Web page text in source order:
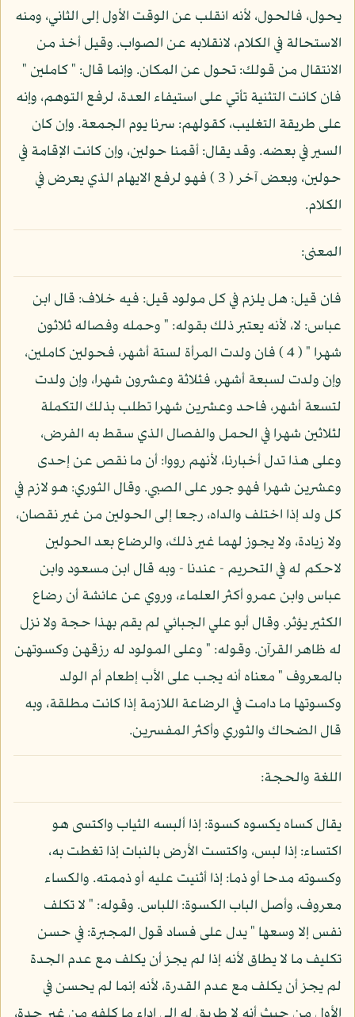
يحول، فالحول، لأنه انقلب عن الوقت الأول إلى الثاني، ومنه
الاستحالة في الكلام، لانقلابه عن الصواب. وقيل أخذ من
الانتقال من قولك: تحول عن المكان. وإنما قال: " كاملين "
فان كانت التثنية تأتي على استيفاء العدة، لرفع التوهم، وإنه
على طريقة التغليب، كقولهم: سرنا يوم الجمعة. وإن كان
السير في بعضه. وقد يقال: أقمنا حولين، وإن كانت الإقامة في
حولين، وبعض آخر ( 3 ) فهو لرفع الايهام الذي يعرض في
الكلام.
المعنى:
فان قيل: هل يلزم في كل مولود قيل: فيه خلاف: قال ابن
عباس: لا، لأنه يعتبر ذلك بقوله: " وحمله وفصاله ثلاثون
شهرا " ( 4 ) فان ولدت المرأة لستة أشهر، فحولين كاملين،
وإن ولدت لسبعة أشهر، فثلاثة وعشرون شهرا، وإن ولدت
لتسعة أشهر، فاحد وعشرين شهرا تطلب بذلك التكملة
لثلاثين شهرا في الحمل والفصال الذي سقط به الفرض،
وعلى هذا تدل أخبارنا، لأنهم رووا: أن ما نقص عن إحدى
وعشرين شهرا فهو جور على الصبي. وقال الثوري: هو لازم في
كل ولد إذا اختلف والداه، رجعا إلى الحولين من غير نقصان،
ولا زيادة، ولا يجوز لهما غير ذلك، والرضاع بعد الحولين
لاحكم له في التحريم - عندنا - وبه قال ابن مسعود وابن
عباس وابن عمرو أكثر العلماء، وروي عن عائشة أن رضاع
الكثير يؤثر. وقال أبو علي الجبائي لم يقم بهذا حجة ولا نزل
له ظاهر القرآن. وقوله: " وعلى المولود له رزقهن وكسوتهن
بالمعروف " معناه أنه يجب على الأب إطعام أم الولد
وكسوتها ما دامت في الرضاعة اللازمة إذا كانت مطلقة، وبه
قال الضحاك والثوري وأكثر المفسرين.
اللغة والحجة:
يقال كساه يكسوه كسوة: إذا ألبسه الثياب واكتسى هو
اكتساء: إذا لبس، واكتست الأرض بالنبات إذا تغطت به،
وكسوته مدحا أو ذما: إذا أثنيت عليه أو ذممته. والكساء
معروف، وأصل الباب الكسوة: اللباس. وقوله: " لا تكلف
نفس إلا وسعها " يدل على فساد قول المجبرة: في حسن
تكليف ما لا يطاق لأنه إذا لم يجز أن يكلف مع عدم الجدة
لم يجز أن يكلف مع عدم القدرة، لأنه إنما لم يحسن في